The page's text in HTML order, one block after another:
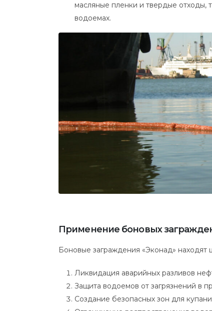
масляные пленки и твердые отходы,
водоемах.
Применение боновых
Боновые заграждения «Эконад»
Ликвидация аварийных разливов
Защита водоемов от загрязнений в
Создание безопасных зон для